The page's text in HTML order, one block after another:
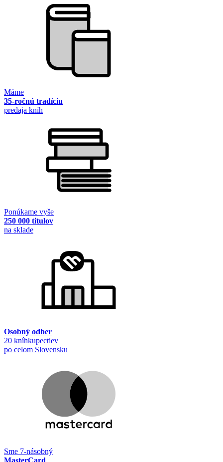
Máme
35-ročnú tradíciu
predaja kníh
Ponúkame vyše
250 000 titulov
na sklade
Osobný odber
20 kníhkupectiev
po celom Slovensku
Sme 7-násobný
MasterCard